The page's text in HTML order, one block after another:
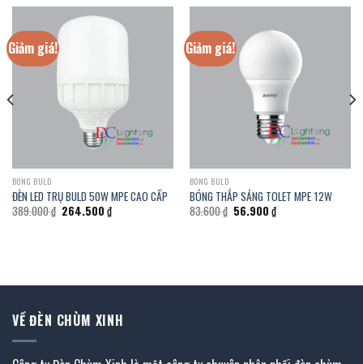
Giảm giá!
BÓNG BULD
ĐÈN LED TRỤ BULD 50W MPE CAO CẤP
389.000₫ Giá
gốc
264.500 ₫Giá
hiện
Giảm giá!
BÓNG BULD
BÓNG THẮP SÁNG TOLET MPE 12W
83.600₫ Giá
gốc
56.900 ₫Giá
hiện
VỀ ĐÈN CHÙM XINH